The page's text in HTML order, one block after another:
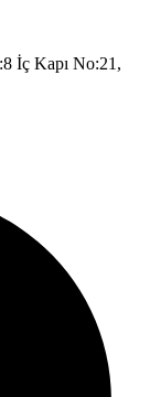
İç Kapı No:21,